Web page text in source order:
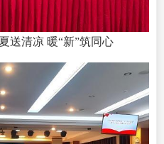
送清凉 暖“新”筑同心